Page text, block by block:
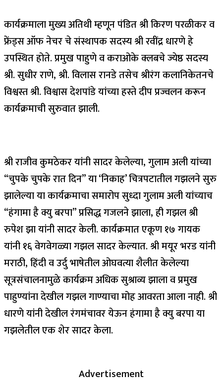
कार्यक्रमाला मुख्य अतिथी म्हणून पंडित श्री किरण परळीकर व
फ्रेंड्स ऑफ नेचर चे संस्थापक सदस्य श्री रवींद्र धारणे हे
उपस्थित होते. प्रमुख पाहुणे व कराओके क्लबचे ज्येष्ठ सदस्य
श्री. सुधीर राणे, श्री. विलास रानडे तसेच श्रीरंग कलानिकेतनचे
विश्वस्त श्री. विश्वास देशपांडे यांच्या हस्ते दीप प्रज्वलन करून
कार्यक्रमाची सुरुवात झाली.
श्री राजीव कुमठेकर यांनी सादर केलेल्या, गुलाम अली यांच्या
“चुपके चुपके रात दिन” या ‘निकाह’ चित्रपटातील गझलने सुरु
झालेल्या या कार्यक्रमाचा समारोप सुध्दा गुलाम अली यांच्याच
“हंगामा है क्यु बरपा” प्रसिद्ध गजलने झाला, ही गझल श्री
रुपेश झा यांनी सादर केली. कार्यक्रमात एकूण १७ गायक
यांनी १६ वेगवेगळ्या गझल सादर केल्यात. श्री मयूर भरड यांनी
मराठी, हिंदी व उर्दु भाषेतील ओघवत्या शैलीत केलेल्या
सूत्रसंचालनामुळे कार्यक्रम अधिक सुश्राव्य झाला व प्रमुख
पाहुण्यांना देखील गझल गाण्याचा मोह आवरता आला नाही. श्री
धारणे यांनी देखील रंगमंचावर येऊन हंगामा है क्यु बरपा या
गझलेतील एक शेर सादर केला.
Advertisement